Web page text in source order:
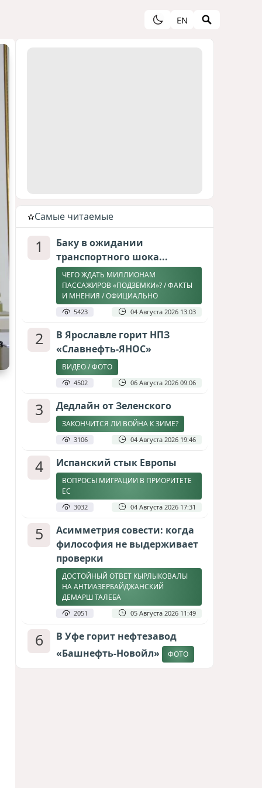
EN
Cамые читаемые
1
Баку в ожидании
транспортного шока...
ЧЕГО ЖДАТЬ МИЛЛИОНАМ
ПАССАЖИРОВ «ПОДЗЕМКИ»? / ФАКТЫ
И МНЕНИЯ / ОФИЦИАЛЬНО
5423 04 Августа 2026 13:03
2
В Ярославле горит НПЗ
«Славнефть-ЯНОС»
ВИДЕО / ФОТО
4502 06 Августа 2026 09:06
3 Дедлайн от Зеленского
ЗАКОНЧИТСЯ ЛИ ВОЙНА К ЗИМЕ?
3106 04 Августа 2026 19:46
4 Испанский стык Европы
ВОПРОСЫ МИГРАЦИИ В ПРИОРИТЕТЕ
ЕС
3032 04 Августа 2026 17:31
5
Асимметрия совести: когда
философия не выдерживает
проверки
ДОСТОЙНЫЙ ОТВЕТ КЫРЛЫКОВАЛЫ
НА АНТИАЗЕРБАЙДЖАНСКИЙ
ДЕМАРШ ТАЛЕБА
2051 05 Августа 2026 11:49
6
В Уфе горит нефтезавод
«Башнефть-Новойл»
ФОТО